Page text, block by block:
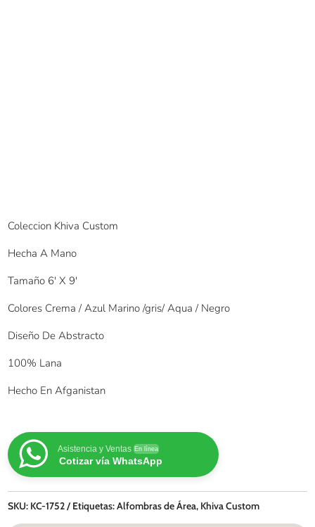
Coleccion Khiva Custom
Hecha A Mano
Tamaño 6′ X 9′
Colores Crema / Azul Marino /gris/ Aqua / Negro
Diseño De Abstracto
100% Lana
Hecho En Afganistan
Asistencia y Ventas En línea
Cotizar vía WhatsApp
SKU: KC-1752 Etiquetas:Alfombras de Área, Khiva Custom